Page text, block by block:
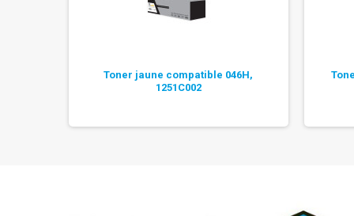
Toner jaune compatible 046H,
1251C002